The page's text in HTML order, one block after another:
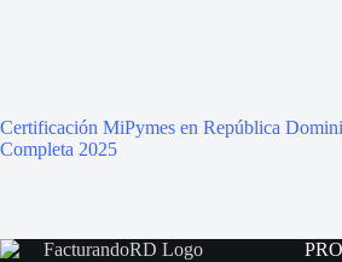
Certificación MiPymes en República
Completa 2025